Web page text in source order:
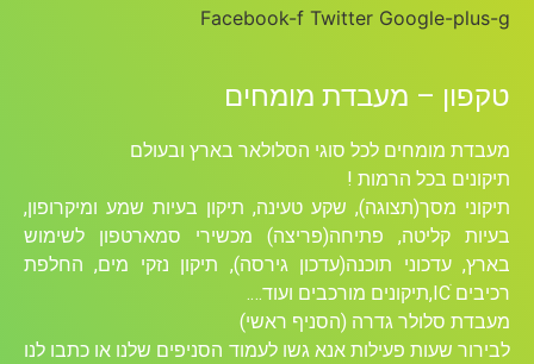
Facebook-f Twitter Google-plus-g
טקפון – מעבדת מומחים
מעבדת מומחים לכל סוגי הסלולאר בארץ ובעולם
תיקונים בכל הרמות !
תיקוני מסך(תצוגה), שקע טעינה, תיקון בעיות שמע ומיקרופון,
בעיות קליטה, פתיחה(פריצה) מכשירי סמארטפון לשימוש
בארץ, עדכוני תוכנה(עדכון גירסה), תיקון נזקי מים, החלפת
רכיבים ICׁ,תיקונים מורכבים ועוד….
מעבדת סלולר גדרה (הסניף ראשי)
לבירור שעות פעילות אנא גשו לעמוד הסניפים שלנו או כתבו לנו